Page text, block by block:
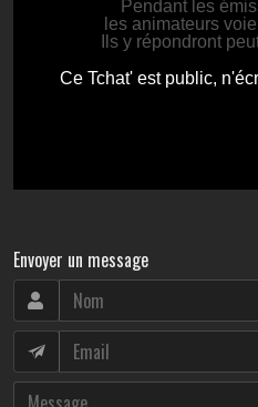
Envoyer un message